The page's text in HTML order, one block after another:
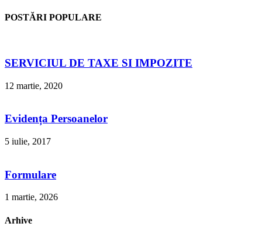
POSTĂRI POPULARE
SERVICIUL DE TAXE SI IMPOZITE
12 martie, 2020
Evidența Persoanelor
5 iulie, 2017
Formulare
1 martie, 2026
Arhive